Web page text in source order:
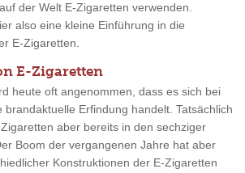
der Welt E-Zigaretten verwenden.
also eine kleine Einführung in die
E-Zigaretten.
E-Zigaretten
heute oft angenommen, dass es sich bei
brandaktuelle Erfindung handelt. Tatsächlich
aber bereits in den sechziger
Boom der vergangenen Jahre hat aber
Konstruktionen der E-Zigaretten